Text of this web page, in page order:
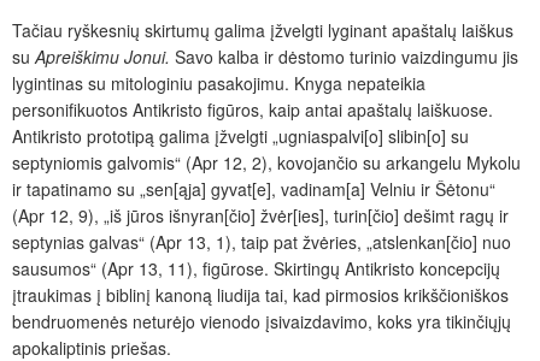
Tačiau ryškesnių skirtumų galima įžvelgti lyginant apaštalų laiškus
su Apreiškimu Jonui. Savo kalba ir dėstomo turinio vaizdingumu jis
lygintinas su mitologiniu pasakojimu. Knyga nepateikia
personifikuotos Antikristo figūros, kaip antai apaštalų laiškuose.
Antikristo prototipą galima įžvelgti „ugniaspalvi[o] slibin[o] su
septyniomis galvomis“ (Apr 12, 2), kovojančio su arkangelu Mykolu
ir tapatinamo su „sen[ąja] gyvat[e], vadinam[a] Velniu ir Šėtonu“
(Apr 12, 9), „iš jūros išnyran[čio] žvėr[ies], turin[čio] dešimt ragų ir
septynias galvas“ (Apr 13, 1), taip pat žvėries, „atslenkan[čio] nuo
sausumos“ (Apr 13, 11), figūrose. Skirtingų Antikristo koncepcijų
įtraukimas į biblinį kanoną liudija tai, kad pirmosios krikščioniškos
bendruomenės neturėjo vienodo įsivaizdavimo, koks yra tikinčiųjų
apokaliptinis priešas.